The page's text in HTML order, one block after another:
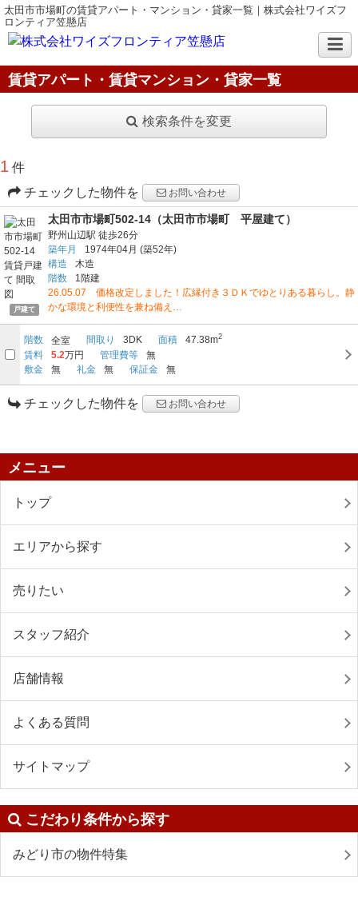
太田市市場町の賃貸アパート・マンション・貸家一覧｜株式会社ワイズフ
ロンティア笠懸店
賃貸アパート・賃貸マンション・貸家一覧
検索条件を変更
1 件
チェックした物件を
お問い合わせ
戸建て
太田市市場町502-14（太田市市場町 平屋建て）
野州山辺駅 徒歩26分
築年月
1974年04月 (築52年)
構造
木造
階数
1階建
26.05.07 価格改定しました！広縁付き３ＤＫでゆとりある暮らし。静
かな環境と利便性を兼ね備え…
階数 全室 間取り 3DK 面積 47.38m2
賃料 5.2万円 管理費等
無
敷金
無 礼金 無 保証金 無
チェックした物件を お問い合わせ
メニュー
トップ
エリアから探す
売りたい
スタッフ紹介
店舗情報
よくある質問
サイトマップ
こだわり条件から探す
みどり市の物件特集